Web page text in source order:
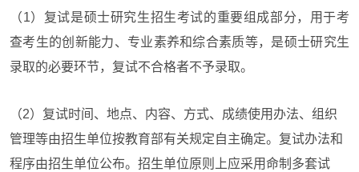
（1）复试是硕士研究生招生考试的重要组成部分，用于考
查考生的创新能力、专业素养和综合素质等，是硕士研究生
录取的必要环节，复试不合格者不予录取。
（2）复试时间、地点、内容、方式、成绩使用办法、组织
管理等由招生单位按教育部有关规定自主确定。复试办法和
程序由招生单位公布。招生单位原则上应采用命制多套试